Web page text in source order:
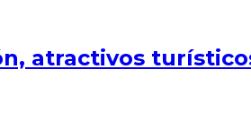
atractivos